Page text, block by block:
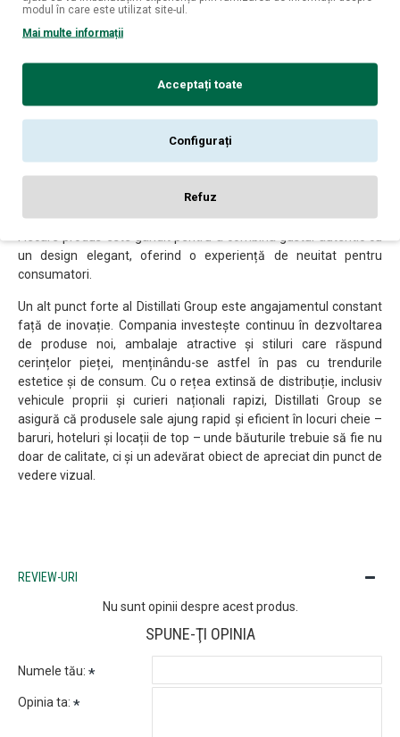
diversificată ce include mai mult de 40 de produse, Distillati
Group s-a impus pe piață prin calitatea superioară și prin
În centrul acestei companii se află două branduri majore:
Barman și Oscar, care sunt deja apreciate și recunoscute atât pe
piața națională, cât și pe cea internațională. Distillati Group se
remarcă nu doar prin produsele sale de calitate, dar și prin
filozofia sa, care pune accent pe crearea unor lichioruri clasice și
moderne, perfecte pentru cocktailuri și băuturi de moment.
Fiecare produs este gândit pentru a combina gustul autentic cu
un design elegant, oferind o experiență de neuitat pentru
consumatori.
Un alt punct forte al Distillati Group este angajamentul constant
față de inovație. Compania investește continuu în dezvoltarea
de produse noi, ambalaje atractive și stiluri care răspund
cerințelor pieței, menținându-se astfel în pas cu trendurile
estetice și de consum. Cu o rețea extinsă de distribuție, inclusiv
vehicule proprii și curieri naționali rapizi, Distillati Group se
asigură că produsele sale ajung rapid și eficient în locuri cheie –
baruri, hoteluri și locații de top – unde băuturile trebuie să fie nu
doar de calitate, ci și un adevărat obiect de apreciat din punct de
vedere vizual.
REVIEW-URI
Nu sunt opinii despre acest produs.
SPUNE-ŢI OPINIA
Numele tău:
Opinia ta:
modul în care este utilizat site-ul.
Mai multe informații
Acceptați toate
Configurați
Refuz